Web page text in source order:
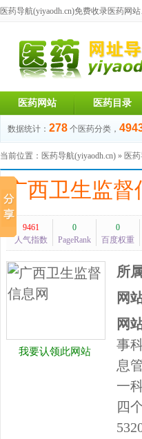
医药导航(yiyaodh.cn)免费收录医药网
医药网站 医药目录
数据统计： 278 个医药分类，
当前位置： 医药导航(yiyaodh.cn) » 医
广西卫生监督
9461
人气指数
0
PageRank
0
百度权重
我要认领此网站
所
网
网
事
息
一
四